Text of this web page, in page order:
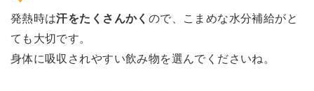
発熱時は汗をたくさんかく ので、こまめな水分補給がと
ても大切です。
身体に吸収されやすい飲み物を選んでくださいね。